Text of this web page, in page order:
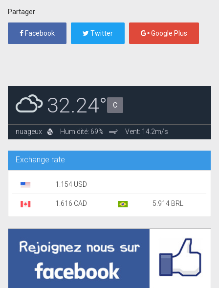
Partager
Facebook Twitter Google Plus
32.24° C
nuageux Humidité: 69% Vent: 14.2m/s
Exchange rate
1.154 USD
1.616 CAD 5.914 BRL